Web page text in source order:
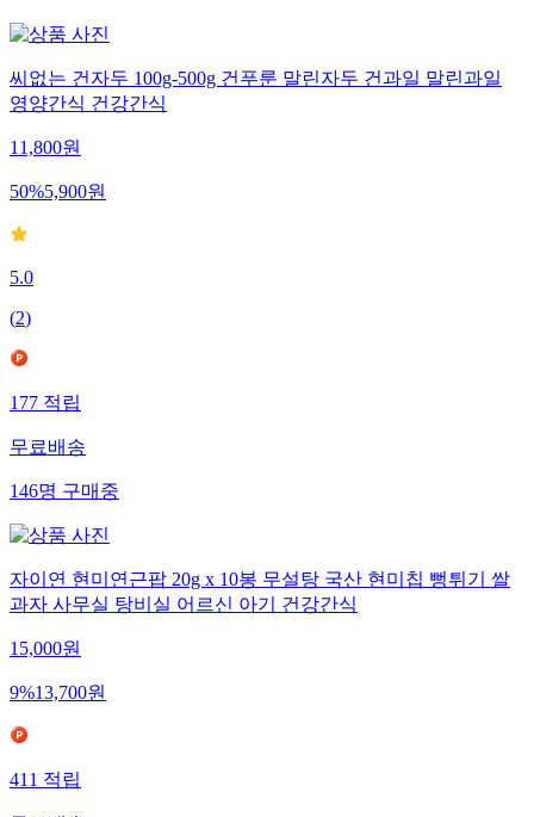
씨없는 건자두 100g-500g 건푸룬 말린자두 건과일 말린과일
영양간식 건강간식
11,800원
50%5,900원
5.0
(2)
177 적립
무료배송
146명 구매중
자이연 현미연근팝 20g x 10봉 무설탕 국산 현미칩 뻥튀기 쌀
과자 사무실 탕비실 어르신 아기 건강간식
15,000원
9%13,700원
411 적립